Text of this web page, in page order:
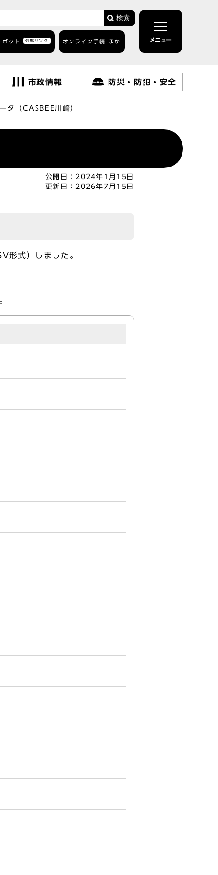
検索
ボット 外部リンク オンライン手続 ほか メニュー
市政情報 防災・防犯・安全
タ（CASBEE川崎）
公開日： 2024年1月15日
更新日： 2026年7月15日
形式）しました。